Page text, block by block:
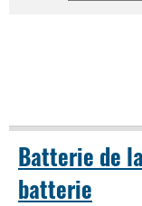
Batterie de
batterie